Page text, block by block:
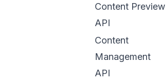
Content Preview
API
Content
Management
API